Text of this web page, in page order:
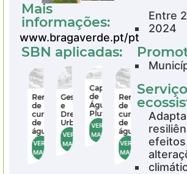
Entre
2024
Mais
informações:
www.bragaverde.pt/pt
SBN aplicadas:
Captação
Renaturalização
de
cursos
de
água
VER
MAIS
Gestão
e
Drenagem
Urbana
VER
MAIS
Captação
de
Água
Pluvial
VER
MAIS
Renaturalização
de
cursos
de
água
VER
MAIS
Gestão
e
Drenagem
Urbana
VER
MAIS
de